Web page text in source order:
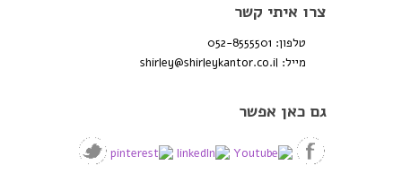
צרו איתי קשר
טלפון: 052-8555501
מייל: shirley@shirleykantor.co.il
גם כאן אפשר